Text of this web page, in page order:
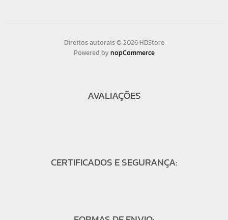
Direitos autorais © 2026 HDStore
Powered bynopCommerce
AVALIAÇÕES
CERTIFICADOS E SEGURANÇA: